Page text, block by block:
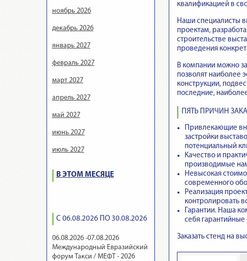
ноябрь 2026
декабрь 2026
январь 2027
февраль 2027
март 2027
апрель 2027
май 2027
июнь 2027
июль 2027
В ЭТОМ МЕСЯЦЕ
С 06.08.2026 ПО 30.08.2026
06.08.2026 -07.08.2026
Международный Евразийский
форум Такси / МЕФТ - 2026
квалификацией в
Наши специалисты
проектам,
строительстве
проведения
В компании можно
позволят наиболее
конструкции,
последние,
ПЯТЬ ПРИЧИН
Привлекающие
застройки
потенциальный
Качество и
производимые
Невысокая
современного
Реализация
контролировать
Гарантии. Наша
себя гарантийные
Заказать стенд на